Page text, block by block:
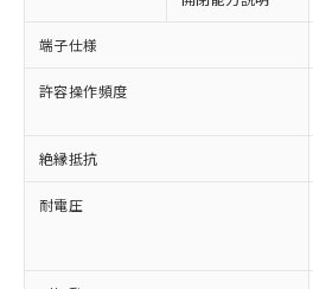
端子仕様
許容操作頻度
絶縁抵抗
耐電圧
(税抜)を提供させて
当社制御機器事業取
本サービスの対象外
ことをご了承くださ
在庫状況および標準
記載している更新日
タに基づき作成され
覧された時点での実
準価格とは異なる場
非該当品：ライセンス料な
害物質有無と関係のない商
仕入先様の事情により、非
いたものが、含有品と判
むを得ず変更することがあ
鉛(Pb) 1000ppm以下、 水銀(Hg)
六価クロム(Cr(Ⅵ)) 1000ppm以下、
類(PBB) 1000ppm以下、ポリ臭化
(PBDE) 1000ppm以下、フタル酸
「○」：最大均質材料含有
基準値以下であることを示
「×」：最大均質材料含有
基準値を超えていることを
「－」：未確認です。当社
い合わせください。
*中国RoHS10物質の基準値 (GB/
Pb(鉛) :1000ppm、 Hg(水銀) :
Cr(Ⅵ)(六価クロム) : 1000ppm、
当社は、これら貴社
為替および外国貿易
（以下｢規制貨物等
国政府の輸出許可(ま
可)を取得するなどの